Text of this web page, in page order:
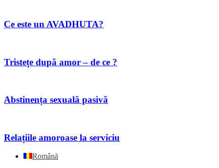
Ce este un AVADHUTA?
Tristețe după amor – de ce ?
Abstinența sexuală pasivă
Relațiile amoroase la serviciu
Română